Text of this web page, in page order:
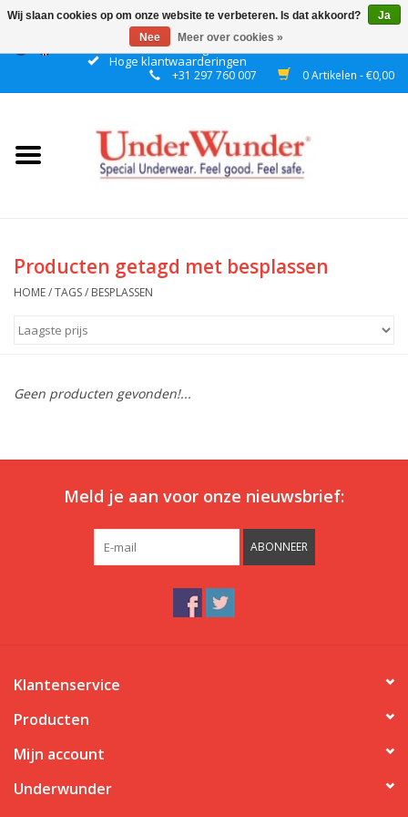
Gratis verzending boven € 50 binnen NL
Hoge klantwaarderingen
+31 297 760 007 0 Artikelen - €0,00
Home
Meisjes
Plashorloges
Producten getagd met besplassen
HOME/TAGS/ BESPLASSEN
Geen producten gevonden!...
Meld je aan voor onze nieuwsbrief:
ABONNEER
Klantenservice
Producten
Mijn account
Underwunder
Wij slaan cookies op om onze website te verbeteren. Is dat akkoord?
Ja
Nee
Meer over cookies »